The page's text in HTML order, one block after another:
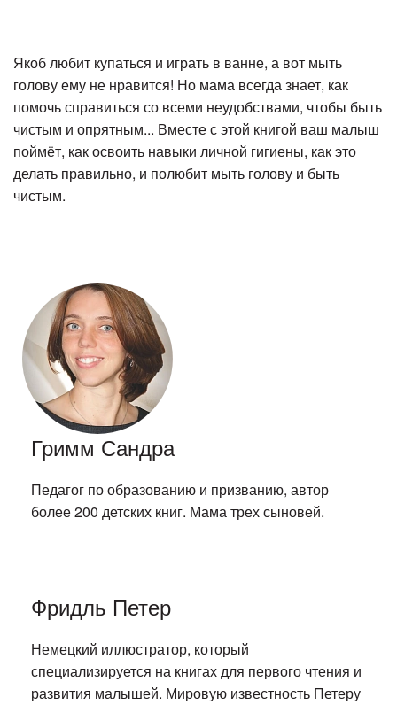
Якоб любит купаться и играть в ванне, а вот мыть
голову ему не нравится! Но мама всегда знает, как
помочь справиться со всеми неудобствами, чтобы быть
чистым и опрятным... Вместе с этой книгой ваш малыш
поймёт, как освоить навыки личной гигиены, как это
делать правильно, и полюбит мыть голову и быть
чистым.
Гримм Сандра
Педагог по образованию и призванию, автор
более 200 детских книг. Мама трех сыновей.
Фридль Петер
Немецкий иллюстратор, который
специализируется на книгах для первого чтения и
развития малышей. Мировую известность Петеру